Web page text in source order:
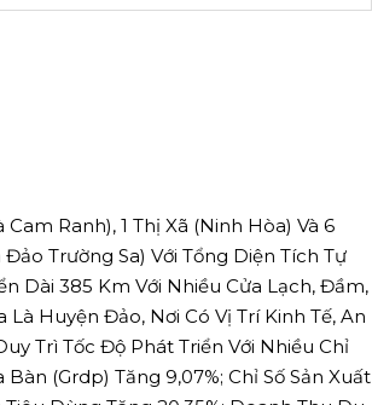
Ranh), 1 Thị Xã (Ninh Hòa) Và 6
Trường Sa) Với Tổng Diện Tích Tự
Dài 385 Km Với Nhiều Cửa Lạch, Đầm,
Huyện Đảo, Nơi Có Vị Trí Kinh Tế, An
Trì Tốc Độ Phát Triển Với Nhiều Chỉ
(Grdp) Tăng 9,07%; Chỉ Số Sản Xuất